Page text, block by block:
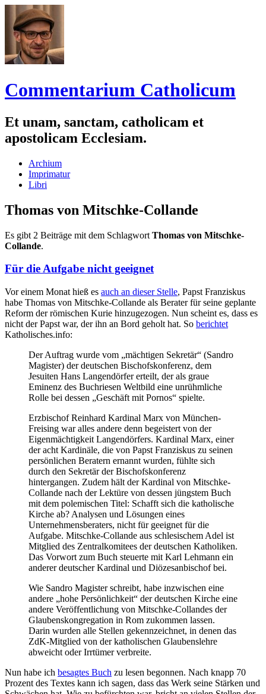
Commentarium Catholicum
Et unam, sanctam, catholicam et
apostolicam Ecclesiam.
Zum
Inhalt
springen
Archium
Imprimatur
Libri
Thomas von Mitschke-Collande
Es gibt 2 Beiträge mit dem Schlagwort Thomas von Mitschke-
Collande.
Für die Aufgabe nicht geeignet
Vor einem Monat hieß es auch an dieser Stelle, Papst Franziskus
habe Thomas von Mitschke-Collande als Berater für seine geplante
Reform der römischen Kurie hinzugezogen. Nun scheint es, dass es
nicht der Papst war, der ihn an Bord geholt hat. So berichtet
Katholisches.info:
Der Auftrag wurde vom „mächtigen Sekretär“ (Sandro
Magister) der deutschen Bischofskonferenz, dem
Jesuiten Hans Langendörfer erteilt, der als graue
Eminenz des Buchriesen Weltbild eine unrühmliche
Rolle bei dessen „Geschäft mit Pornos“ spielte.
Erzbischof Reinhard Kardinal Marx von München-
Freising war alles andere denn begeistert von der
Eigenmächtigkeit Langendörfers. Kardinal Marx, einer
der acht Kardinäle, die von Papst Franziskus zu seinen
persönlichen Beratern ernannt wurden, fühlte sich
durch den Sekretär der Bischofskonferenz
hintergangen. Zudem hält der Kardinal von Mitschke-
Collande nach der Lektüre von dessen jüngstem Buch
mit dem polemischen Titel: Schafft sich die katholische
Kirche ab? Analysen und Lösungen eines
Unternehmensberaters, nicht für geeignet für die
Aufgabe. Mitschke-Collande aus schlesischem Adel ist
Mitglied des Zentralkomitees der deutschen Katholiken.
Das Vorwort zum Buch steuerte mit Karl Lehmann ein
anderer deutscher Kardinal und Diözesanbischof bei.
Wie Sandro Magister schreibt, habe inzwischen eine
andere „hohe Persönlichkeit“ der deutschen Kirche eine
andere Veröffentlichung von Mitschke-Collandes der
Glaubenskongregation in Rom zukommen lassen.
Darin wurden alle Stellen gekennzeichnet, in denen das
ZdK-Mitglied von der katholischen Glaubenslehre
abweicht oder Irrtümer verbreite.
Nun habe ich besagtes Buch zu lesen begonnen. Nach knapp 70
Prozent des Textes kann ich sagen, dass das Werk seine Stärken und